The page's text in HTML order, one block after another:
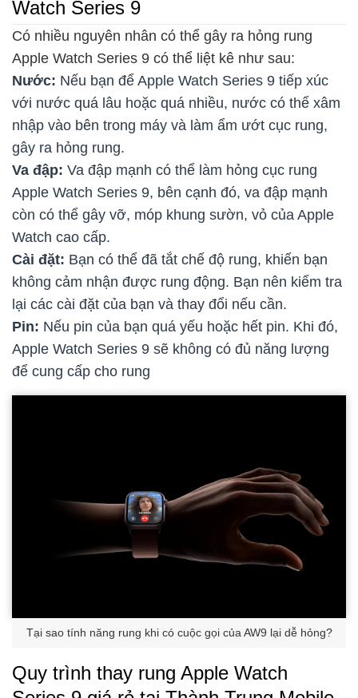
Watch Series 9
Có nhiều nguyên nhân có thể gây ra hỏng rung
Apple Watch Series 9 có thể liệt kê như sau:
Nước: Nếu bạn để Apple Watch Series 9 tiếp xúc
với nước quá lâu hoặc quá nhiều, nước có thể xâm
nhập vào bên trong máy và làm ẩm ướt cục rung,
gây ra hỏng rung.
Va đập: Va đập mạnh có thể làm hỏng cục rung
Apple Watch Series 9, bên cạnh đó, va đập mạnh
còn có thể gây vỡ, móp khung sườn, vỏ của Apple
Watch cao cấp.
Cài đặt: Bạn có thể đã tắt chế độ rung, khiến bạn
không cảm nhận được rung động. Bạn nên kiểm tra
lại các cài đặt của bạn và thay đổi nếu cần.
Pin: Nếu pin của bạn quá yếu hoặc hết pin. Khi đó,
Apple Watch Series 9 sẽ không có đủ năng lượng
để cung cấp cho rung
Tại sao tính năng rung khi có cuộc gọi của AW9 lại dễ hỏng?
Quy trình thay rung Apple Watch